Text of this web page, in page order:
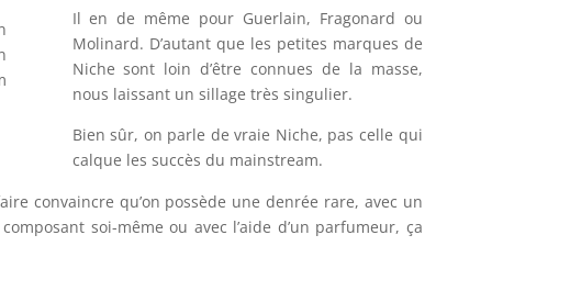
Il en de même pour Guerlain, Fragonard ou
Molinard. D’autant que les petites marques de
Niche sont loin d’être connues de la masse,
nous laissant un sillage très singulier.
Bien sûr, on parle de vraie Niche, pas celle qui
calque les succès du mainstream.
convaincre qu’on possède une denrée rare, avec un
soi-même ou avec l’aide d’un parfumeur, ça